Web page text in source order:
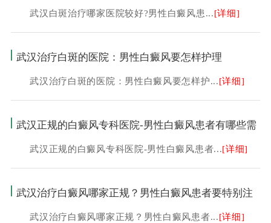
武汉白斑治疗哪家医院较好?男性白癜风患...[详细]
武汉治疗白斑的医院：男性白癜风要怎样护理
武汉治疗白斑的医院：男性白癜风要怎样护...[详细]
武汉正规的白癜风专科医院-男性白癜风患者有哪些需
武汉正规的白癜风专科医院-男性白癜风患者...[详细]
武汉治疗白癜风哪家正规？男性白癜风患者要特别注
武汉治疗白癜风哪家正规？男性白癜风患者...[详细]